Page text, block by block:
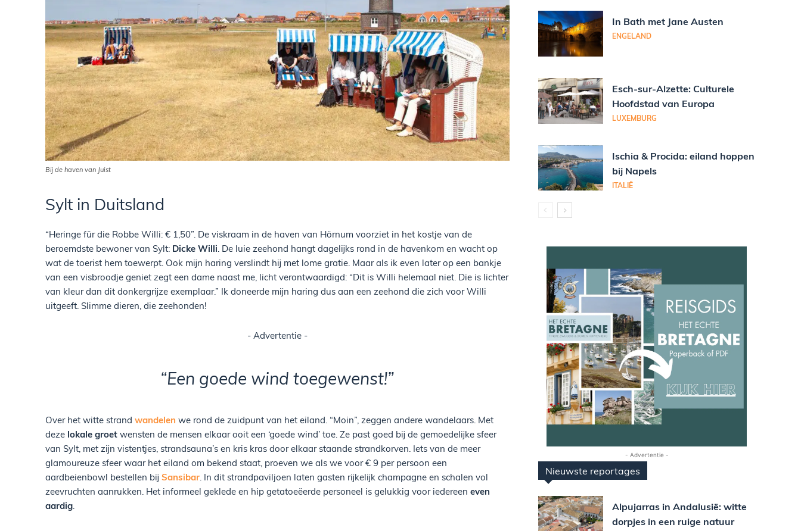
Bij de haven van Juist
Sylt in Duitsland
“Heringe für die Robbe Willi: € 1,50”. De viskraam in de haven van Hörnum voorziet in het kostje van de
beroemdste bewoner van Sylt: Dicke Willi . De luie zeehond hangt dagelijks rond in de havenkom en wacht op
wat de toerist hem toewerpt. Ook mijn haring verslindt hij met lome gratie. Maar als ik even later op een bankje
van een visbroodje geniet zegt een dame naast me, licht verontwaardigd: “Dit is Willi helemaal niet. Die is lichter
van kleur dan dit donkergrijze exemplaar.” Ik doneerde mijn haring dus aan een zeehond die zich voor Willi
uitgeeft. Slimme dieren, die zeehonden!
- Advertentie -
“Een goede wind toegewenst!”
Over het witte strand wandelen we rond de zuidpunt van het eiland. “Moin”, zeggen andere wandelaars. Met
deze lokale groet wensten de mensen elkaar ooit een ‘goede wind’ toe. Ze past goed bij de gemoedelijke sfeer
van Sylt, met zijn vistentjes, strandsauna’s en kris kras door elkaar staande strandkorven. Iets van de meer
glamoureuze sfeer waar het eiland om bekend staat, proeven we als we voor € 9 per persoon een
aardbeienbowl bestellen bij Sansibar . In dit strandpaviljoen laten gasten rijkelijk champagne en schalen vol
zeevruchten aanrukken. Het informeel geklede en hip getatoeëerde personeel is gelukkig voor iedereen even
aardig
In Bath met Jane Austen
ENGELAND
Esch-sur-Alzette: Culturele
Hoofdstad van Europa
LUXEMBURG
Ischia & Procida: eiland hoppen
bij Napels
ITALIË
- Advertentie -
Nieuwste reportages
Alpujarras in Andalusië: witte
dorpjes in een ruige natuur